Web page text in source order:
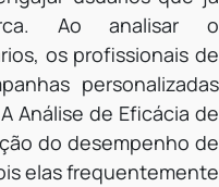
Ao analisar o
os profissionais de
personalizadas
Análise de Eficácia de
do desempenho de
elas frequentemente